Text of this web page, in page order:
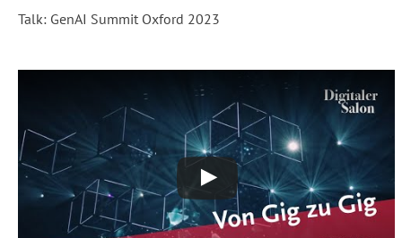
Talk: GenAI Summit Oxford 2023